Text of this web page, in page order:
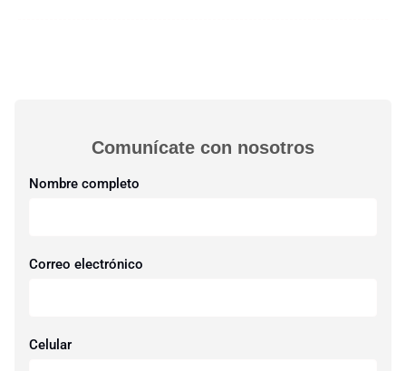
Comunícate con nosotros​
Nombre completo
Correo electrónico
Celular